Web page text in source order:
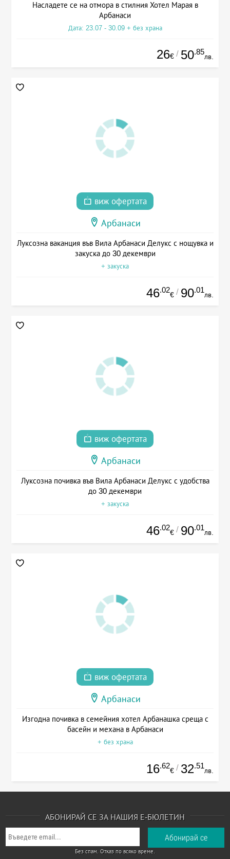
Насладете се на отмора в стилния Хотел Марая в
Арбанаси
Дата: 23.07 - 30.09 + без храна
26€ / 50.85
лв.
виж офертата
Арбанаси
Луксозна ваканция във Вила Арбанаси Делукс с нощувка и
закуска до 30 декември
+ закуска
46.02
€ / 90.01
лв.
виж офертата
Арбанаси
Луксозна почивка във Вила Арбанаси Делукс с удобства
до 30 декември
+ закуска
46.02
€ / 90.01
лв.
виж офертата
Арбанаси
Изгодна почивка в семейния хотел Арбанашка среща с
басейн и механа в Арбанаси
+ без храна
16.62
€ / 32.51
лв.
АБОНИРАЙ СЕ ЗА НАШИЯ Е-БЮЛЕТИН
Без спам. Отказ по всяко време.